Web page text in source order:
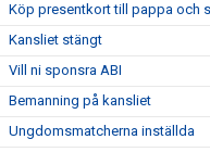
Köp presentkort till pappa och
Kansliet stängt
Vill ni sponsra ABI
Bemanning på kansliet
Ungdomsmatcherna inställda